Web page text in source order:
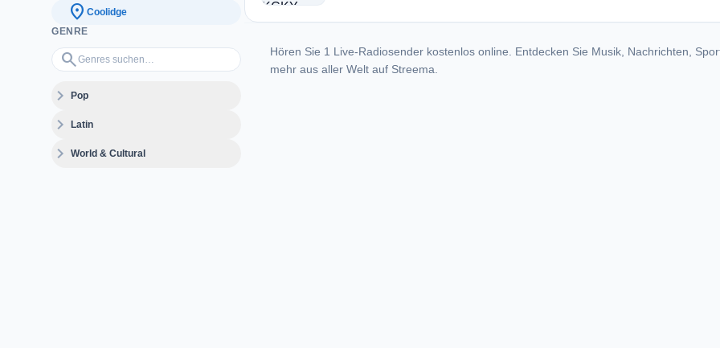
location_on Coolidge
GENRE
search
Genres suchen…
expand_morePop
expand_moreLatin
expand_moreWorld & Cultural
Hören Sie 1 Live-Radiosender kostenlos online. Entdecken Sie Musik, Nachrichten,
mehr aus aller Welt auf Streema.